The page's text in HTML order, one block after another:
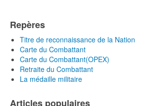
Repères
Titre de reconnaissance de la Nation
Carte du Combattant
Carte du Combattant(OPEX)
Retraite du Combattant
La médaille militaire
Articles populaires